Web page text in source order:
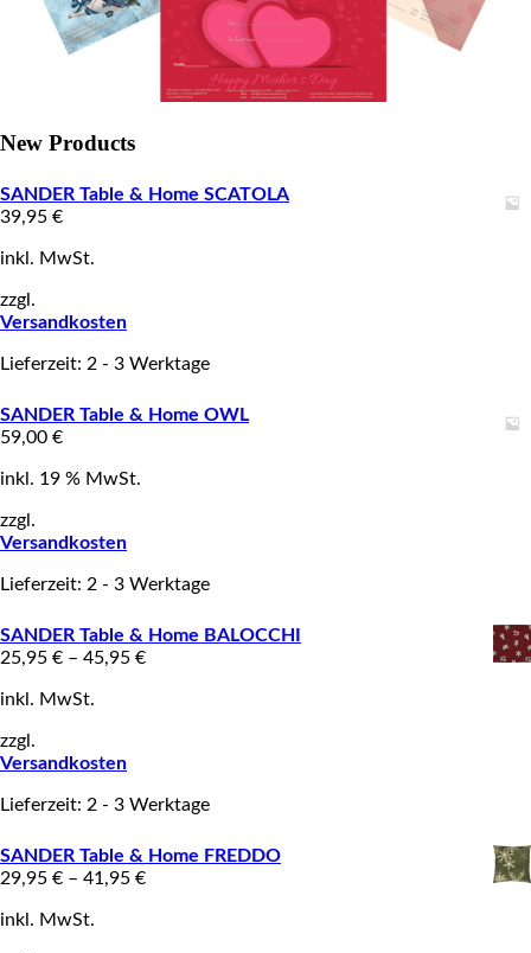
New Products
SANDER Table & Home SCATOLA
39,95 €
inkl. MwSt.
zzgl.
Versandkosten
Lieferzeit: 2 - 3 Werktage
SANDER Table & Home OWL
59,00 €
inkl. 19 % MwSt.
zzgl.
Versandkosten
Lieferzeit: 2 - 3 Werktage
SANDER Table & Home BALOCCHI
25,95 € – 45,95 €
inkl. MwSt.
zzgl.
Versandkosten
Lieferzeit: 2 - 3 Werktage
SANDER Table & Home FREDDO
29,95 € – 41,95 €
inkl. MwSt.